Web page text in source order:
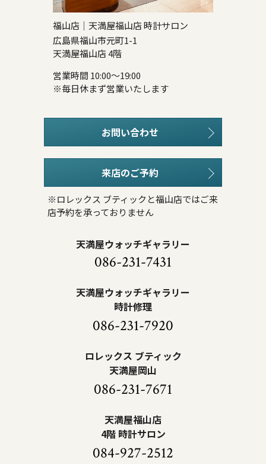
福山店｜天満屋福山店 時計サロン
広島県福山市元町1-1
天満屋福山店 4階
営業時間 10:00～19:00
※毎日休まず営業いたします
お問い合わせ
来店のご予約
※ロレックス ブティックと福山店ではご来
店予約を承っておりません
天満屋ウォッチギャラリー
086-231-7431
天満屋ウォッチギャラリー
時計修理
086-231-7920
ロレックス ブティック
天満屋岡山
086-231-7671
天満屋福山店
4階 時計サロン
084-927-2512